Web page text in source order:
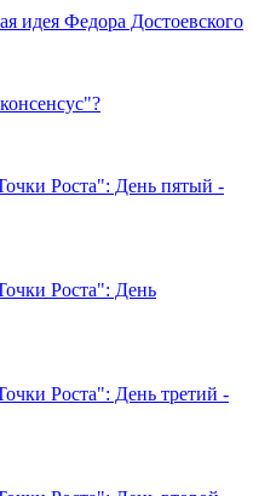
идея Федора Достоевского
Роста": День пятый -
Роста": День
Роста": День третий -